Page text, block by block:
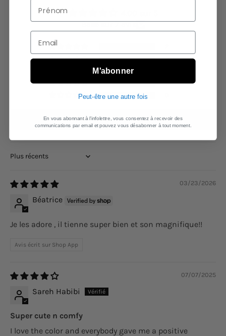
Basé sur 7 avis
3
0
Écrire un avis
Sort by
03/23/2026
Béatrice
Je les adore , il tienne super bien et son magnifique!!
Avis écrit sur Shop App
07/07/2025
Sareh Habibi
Super cute n comfy
I love the color and everybody gave me a positive
M'abonner
Peut-être une autre fois
En vous abonnant à l'infolettre, vous consentez à recevoir des
communications par email et pouvez vous désabonner à tout moment.